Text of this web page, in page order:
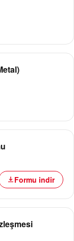
Formu indir